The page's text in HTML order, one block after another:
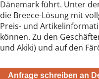
Dänemark führt. Unter
die Breece-Lösung mit
Preis- und
können. Zu den
und Akiki) und auf den
Anfrage schreiben an